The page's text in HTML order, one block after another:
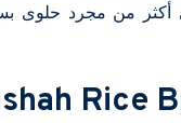
من مجرد حلوى